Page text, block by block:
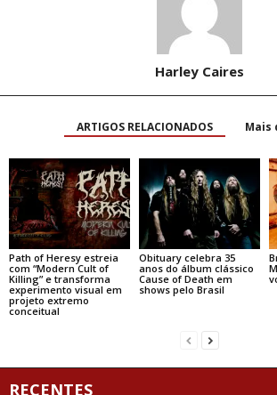
Harley Caires
ARTIGOS RELACIONADOS Mais
Path of Heresy estreia
com “Modern Cult of
Killing” e transforma
experimento visual em
projeto extremo
conceitual
Obituary celebra 35
anos do álbum clássico
Cause of Death em
shows pelo Brasil
RECENTES